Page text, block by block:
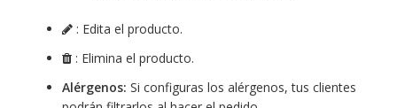
: Edita el producto.
: Elimina el producto.
Alérgenos: Si configuras los alérgenos, tus clientes